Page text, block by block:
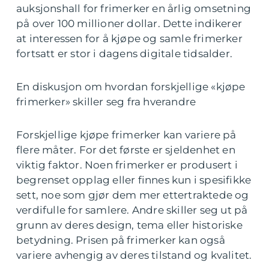
auksjonshall for frimerker en årlig omsetning
på over 100 millioner dollar. Dette indikerer
at interessen for å kjøpe og samle frimerker
fortsatt er stor i dagens digitale tidsalder.
En diskusjon om hvordan forskjellige «kjøpe
frimerker» skiller seg fra hverandre
Forskjellige kjøpe frimerker kan variere på
flere måter. For det første er sjeldenhet en
viktig faktor. Noen frimerker er produsert i
begrenset opplag eller finnes kun i spesifikke
sett, noe som gjør dem mer ettertraktede og
verdifulle for samlere. Andre skiller seg ut på
grunn av deres design, tema eller historiske
betydning. Prisen på frimerker kan også
variere avhengig av deres tilstand og kvalitet.